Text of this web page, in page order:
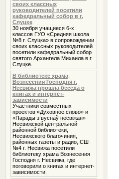
своих классных
руководителей посетили
кафедральный собор в г.
Слуцке
30 ноября учащиеся 6-х
классов ГУО «Средняя школа
№8 г. Слуцка» в сопровождении
своих классных руководителей
посетили кафедральный собор
святого Архангела Михаила в г.
Слуцке.
В библиотеке храма
Вознесения Господня г.
Несвижа прошла беседа о
книгах и интернет-
зависимости
Участники совместных
проектов «Духовное слово» и
«Парады з вуснаў несвіжан»
Несвижской центральной
районной библиотеки,
Несвижского благочиния,
районных газеты и радио, СШ
№4 г. Несвижа посетили
библиотеку храма Вознесения
Господня г. Несвижа, где
поговорили о книгах и интернет-
зависимости.